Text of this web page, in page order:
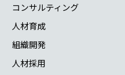
コンサルティング
人材育成
組織開発
人材採用